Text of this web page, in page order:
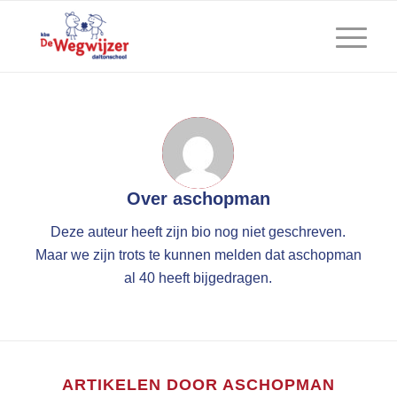
Over aschopman
Deze auteur heeft zijn bio nog niet geschreven.
Maar we zijn trots te kunnen melden dataschopman
al 40 heeft bijgedragen.
ARTIKELEN DOOR ASCHOPMAN